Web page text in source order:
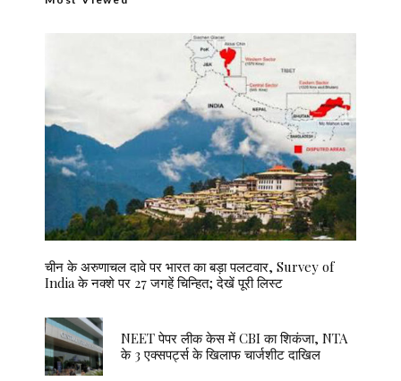
चीन के अरुणाचल दावे पर भारत का बड़ा पलटवार, Survey of
India के नक्शे पर 27 जगहें चिन्हित; देखें पूरी लिस्ट
NEET पेपर लीक केस में CBI का शिकंजा, NTA
के 3 एक्सपर्ट्स के खिलाफ चार्जशीट दाखिल